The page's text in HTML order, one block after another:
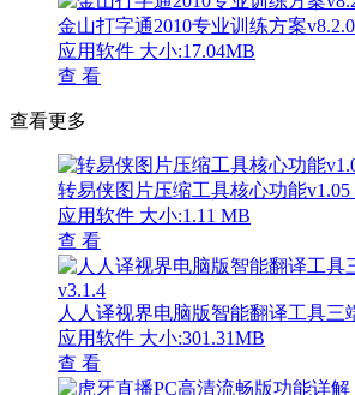
金山打字通2010专业训练方案
应用软件 大小:17.04MB
查 看
查看更多
转易侠图片压缩工具核心功能v1.05
应用软件 大小:1.11 MB
查 看
人人译视界电脑版智能翻译工具三
应用软件 大小:301.31MB
查 看